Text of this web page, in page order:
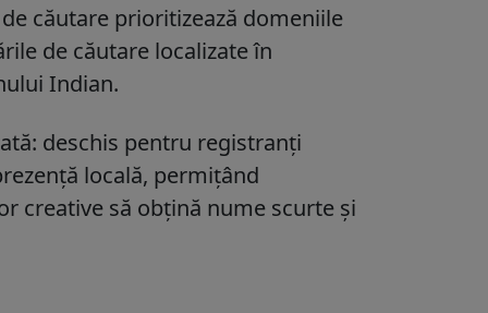
căutare prioritizează domeniile
de căutare localizate în
Indian.
deschis pentru registranți
locală, permițând
creative să obțină nume scurte și